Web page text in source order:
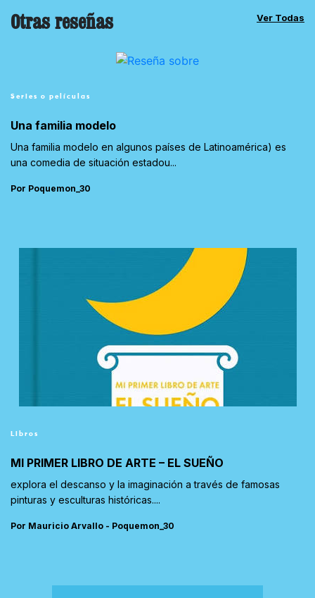
Otras reseñas Ver Todas
Series o películas
Una familia modelo
Una familia modelo en algunos países de Latinoamérica) es
una comedia de situación estadou...
Por Poquemon_30
Libros
MI PRIMER LIBRO DE ARTE – EL SUEÑO
explora el descanso y la imaginación a través de famosas
pinturas y esculturas históricas....
Por Mauricio Arvallo - Poquemon_30